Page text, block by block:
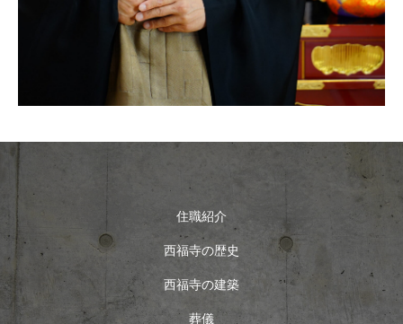
住職紹介
西福寺の歴史
西福寺の建築
葬儀